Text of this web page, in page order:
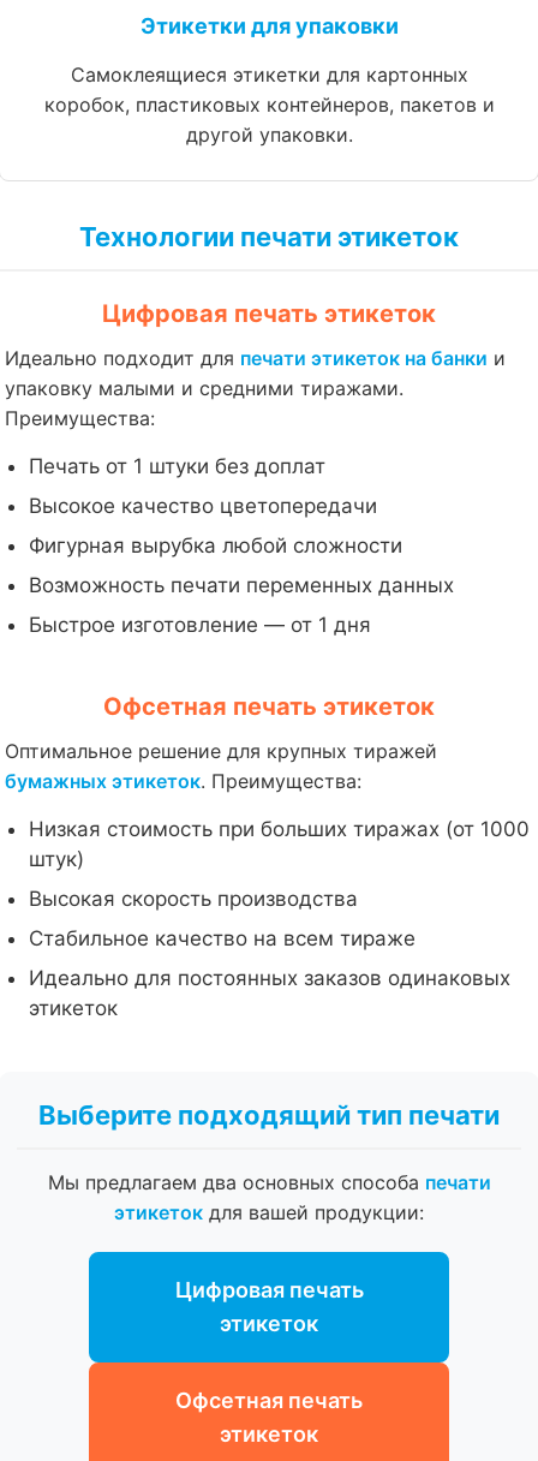
Этикетки для упаковки
Самоклеящиеся этикетки для картонных
коробок, пластиковых контейнеров, пакетов и
другой упаковки.
Технологии печати этикеток
Цифровая печать этикеток
Идеально подходит для печати этикеток на банки и
упаковку малыми и средними тиражами.
Преимущества:
Печать от 1 штуки без доплат
Высокое качество цветопередачи
Фигурная вырубка любой сложности
Возможность печати переменных данных
Быстрое изготовление — от 1 дня
Офсетная печать этикеток
Оптимальное решение для крупных тиражей
бумажных этикеток. Преимущества:
Низкая стоимость при больших тиражах (от 1000
штук)
Высокая скорость производства
Стабильное качество на всем тираже
Идеально для постоянных заказов одинаковых
этикеток
Выберите подходящий тип печати
Мы предлагаем два основных способа печати
этикеток для вашей продукции:
Цифровая печать
этикеток
Офсетная печать
этикеток